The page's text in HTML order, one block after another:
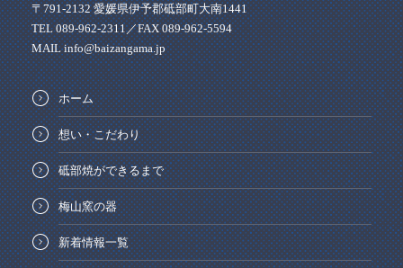
〒791-2132 愛媛県伊予郡砥部町大南1441
TEL 089-962-2311／FAX 089-962-5594
MAIL info@baizangama.jp
ホーム
想い・こだわり
砥部焼ができるまで
梅山窯の器
新着情報一覧